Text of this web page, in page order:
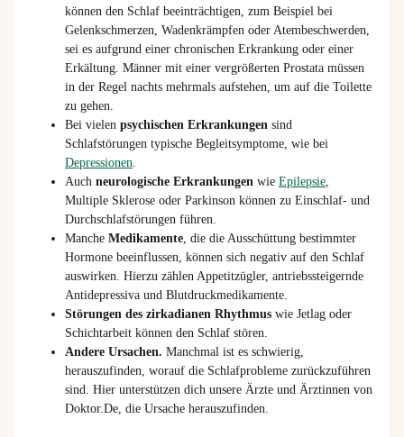
können den Schlaf beeinträchtigen, zum Beispiel bei
Gelenkschmerzen, Wadenkrämpfen oder Atembeschwerden,
sei es aufgrund einer chronischen Erkrankung oder einer
Erkältung. Männer mit einer vergrößerten Prostata müssen
in der Regel nachts mehrmals aufstehen, um auf die Toilette
zu gehen.
Bei vielen psychischen Erkrankungen sind
Schlafstörungen typische Begleitsymptome, wie bei
Depressionen
Auch neurologische Erkrankungen wie Epilepsie
Multiple Sklerose oder Parkinson können zu Einschlaf- und
Durchschlafstörungen führen.
Manche Medikamente , die die Ausschüttung bestimmter
Hormone beeinflussen, können sich negativ auf den Schlaf
auswirken. Hierzu zählen Appetitzügler, antriebssteigernde
Antidepressiva und Blutdruckmedikamente.
Störungen des zirkadianen Rhythmus wie Jetlag oder
Schichtarbeit können den Schlaf stören.
Andere Ursachen. Manchmal ist es schwierig,
herauszufinden, worauf die Schlafprobleme zurückzuführen
sind. Hier unterstützen dich unsere Ärzte und Ärztinnen von
Doktor.De, die Ursache herauszufinden.